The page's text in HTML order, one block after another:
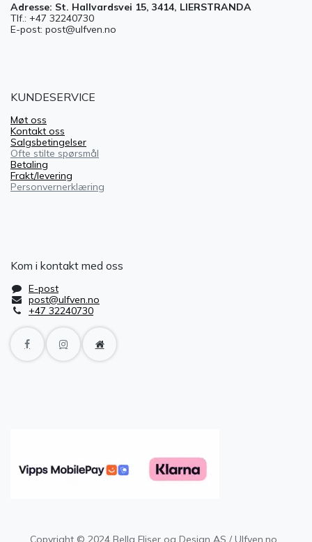
Adresse: St. Hallvardsvei 15, 3414, LIERSTRANDA
Tlf.: +47 32240730
E-post: post@ulfven.no
KUNDESERVICE
Møt oss
Kontakt oss
Salgsbetingelser
Ofte stilte spørsmål
Betaling
Frakt/levering
Personvernerklæring
Kom i kontakt med oss
E-post
post@ulfven.no
+47 32240730
Copyright © 2024 Bella Fliser og Design AS / Ulfven.no